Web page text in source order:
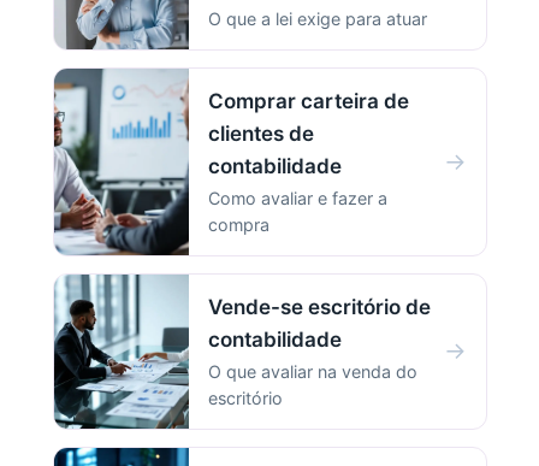
O que a lei exige para atuar
Comprar carteira de
clientes de
contabilidade
Como avaliar e fazer a
compra
→
Vende-se escritório de
contabilidade
O que avaliar na venda do
escritório
→